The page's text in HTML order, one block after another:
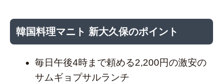
韓国料理マニト 新大久保のポイント
毎日午後4時まで頼める2,200円の激安の
サムギョプサルランチ